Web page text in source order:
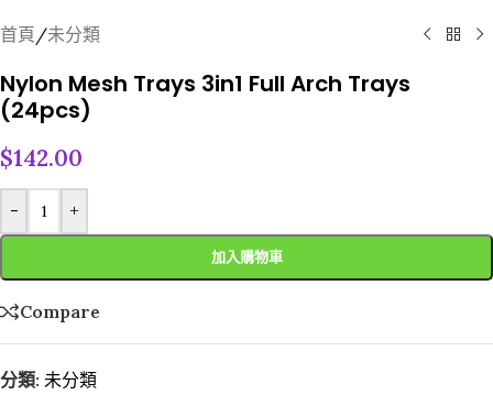
首頁 /未分類
Nylon Mesh Trays 3in1 Full Arch Trays
(24pcs)
$142.00
- +
加入購物車
Compare
分類: 未分類